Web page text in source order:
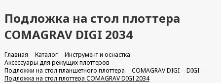
Подложка на стол плоттера
COMAGRAV DIGI 2034
Главная Каталог
Инструмент и оснастка
Аксессуары для режущих плоттеров
Подложки на стол планшетного плоттера
COMAGRAV DIGI
DIGI
Подложка на стол плоттера COMAGRAV DIGI 2034